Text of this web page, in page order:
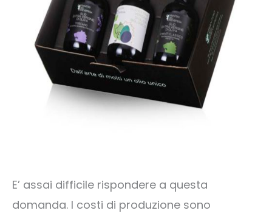
E’ assai difficile rispondere a questa
domanda. I costi di produzione sono